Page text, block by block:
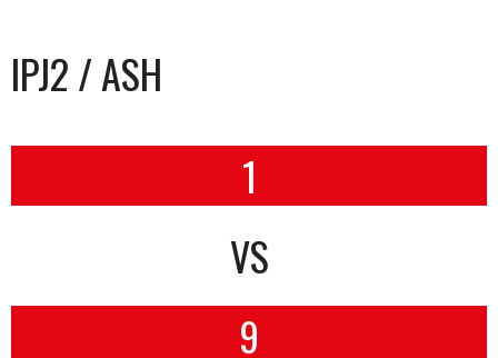
IPJ2 / ASH
1
VS
9